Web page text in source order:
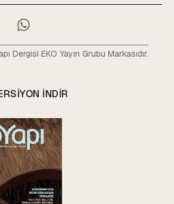
Dergisi EKO Yayın Grubu Markasıdır.
INDIR